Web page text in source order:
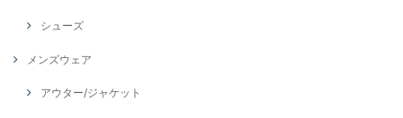
シューズ
メンズウェア
アウター/ジャケット